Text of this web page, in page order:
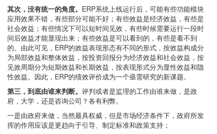
其次，没有统一的角度。 ERP系统上线运行后，可能有些功能模块
应用效果不错，有些部分可能不好；有些效益是经济效益，有些是
社会效益；有些情况下可以短时间见效，有些时候需要运行一段时
间后效益才能显现出来；有些效益是可以看到的，有些是看不到
的。由此可见，ERP的效益表现形态有不同的形式，按效益构成分
为局部效益和整体效益，按投资回报分为经济效益和社会效益，按
见效周期分为短期效益和长期效益，按表现形式分为显性效益和隐
性效益。因此，ERP的绩效评价成为一个亟需研究的新课题。
第三，到底由谁来判断。 评判或者是监理的工作由谁来做，是政
府，大学，还是咨询公司？各有利弊。
一是由政府来做，当然最具权威，但是市场经济条件下，政府所发
挥的作用应该是更趋向于引导、制定标准和政策支持；